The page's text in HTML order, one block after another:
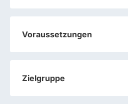
Voraussetzungen
Zielgruppe